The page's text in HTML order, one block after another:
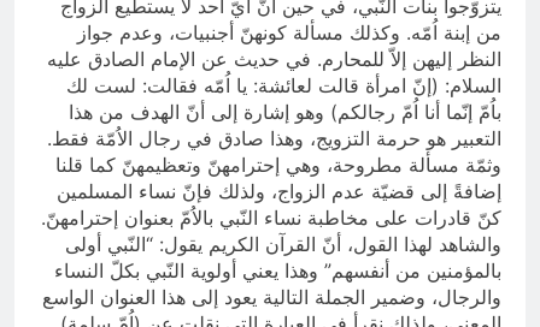
يتزوّجوا بنات النّبي، في حين أنّ أيّ أحد لا يستطيع الزواج
من إبنة اُمّه. وكذلك مسألة كونهنّ أجنبيات، وعدم جواز
النظر إليهن إلاّ للمحارم. في حديث عن الإمام الصادق عليه
السلام: (إنّ امرأة قالت لعائشة: يا اُمّه فقالت: لست لك
باُمّ إنّما أنا اُمّ رجالكم) وهو إشارة إلى أنّ الهدف من هذا
التعبير هو حرمة التزويج، وهذا صادق في رجال الاُمّة فقط.
وثمّة مسألة مطروحة، وهي إحترامهنّ وتعظيمهنّ كما قلنا
إضافةً إلى قضيّة عدم الزواج، ولذلك فإنّ نساء المسلمين
كنّ قادرات على مخاطبة نساء النّبي بالاُمّ بعنوان إحترامهنّ.
والشاهد لهذا القول، أنّ القرآن الكريم يقول: “النّبي أولى
بالمؤمنين من أنفسهم” وهذا يعني أولوية النّبي بكلّ النساء
والرجال، وضمير الجملة التالية يعود إلى هذا العنوان الواسع